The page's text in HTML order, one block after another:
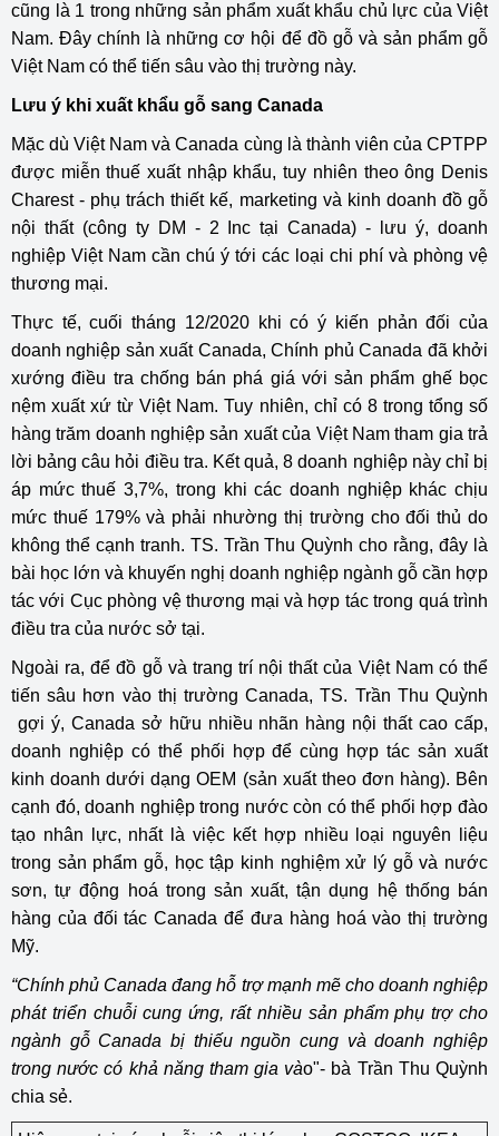
cũng là 1 trong những sản phẩm xuất khẩu chủ lực của Việt
Nam. Đây chính là những cơ hội để đồ gỗ và sản phẩm gỗ
Việt Nam có thể tiến sâu vào thị trường này.
Lưu ý khi xuất khẩu gỗ sang Canada
Mặc dù Việt Nam và Canada cùng là thành viên của CPTPP
được miễn thuế xuất nhập khẩu, tuy nhiên theo ông Denis
Charest - phụ trách thiết kế, marketing và kinh doanh đồ gỗ
nội thất (công ty DM - 2 Inc tại Canada) - lưu ý, doanh
nghiệp Việt Nam cần chú ý tới các loại chi phí và phòng vệ
thương mại.
Thực tế, cuối tháng 12/2020 khi có ý kiến phản đối của
doanh nghiệp sản xuất Canada, Chính phủ Canada đã khởi
xướng điều tra chống bán phá giá với sản phẩm ghế bọc
nệm xuất xứ từ Việt Nam. Tuy nhiên, chỉ có 8 trong tổng số
hàng trăm doanh nghiệp sản xuất của Việt Nam tham gia trả
lời bảng câu hỏi điều tra. Kết quả, 8 doanh nghiệp này chỉ bị
áp mức thuế 3,7%, trong khi các doanh nghiệp khác chịu
mức thuế 179% và phải nhường thị trường cho đối thủ do
không thể cạnh tranh. TS. Trần Thu Quỳnh cho rằng, đây là
bài học lớn và khuyến nghị doanh nghiệp ngành gỗ cần hợp
tác với Cục phòng vệ thương mại và hợp tác trong quá trình
điều tra của nước sở tại.
Ngoài ra, để đồ gỗ và trang trí nội thất của Việt Nam có thể
tiến sâu hơn vào thị trường Canada, TS. Trần Thu Quỳnh
gợi ý, Canada sở hữu nhiều nhãn hàng nội thất cao cấp,
doanh nghiệp có thể phối hợp để cùng hợp tác sản xuất
kinh doanh dưới dạng OEM (sản xuất theo đơn hàng). Bên
cạnh đó, doanh nghiệp trong nước còn có thể phối hợp đào
tạo nhân lực, nhất là việc kết hợp nhiều loại nguyên liệu
trong sản phẩm gỗ, học tập kinh nghiệm xử lý gỗ và nước
sơn, tự động hoá trong sản xuất, tận dụng hệ thống bán
hàng của đối tác Canada để đưa hàng hoá vào thị trường
Mỹ.
“Chính phủ Canada đang hỗ trợ mạnh mẽ cho doanh nghiệp
phát triển chuỗi cung ứng, rất nhiều sản phẩm phụ trợ cho
ngành gỗ Canada bị thiếu nguồn cung và doanh nghiệp
trong nước có khả năng tham gia vào"- bà Trần Thu Quỳnh
chia sẻ.